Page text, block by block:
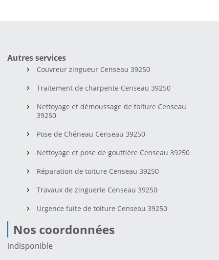
Autres services
Couvreur zingueur Censeau 39250
Traitement de charpente Censeau 39250
Nettoyage et démoussage de toiture Censeau
39250
Pose de Chéneau Censeau 39250
Nettoyage et pose de gouttière Censeau 39250
Réparation de toiture Censeau 39250
Travaux de zinguerie Censeau 39250
Urgence fuite de toiture Censeau 39250
Nos coordonnées
indisponible